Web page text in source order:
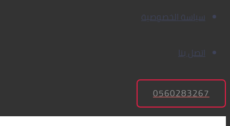
سياسة الخصوصية
اتصل بنا
0560283267